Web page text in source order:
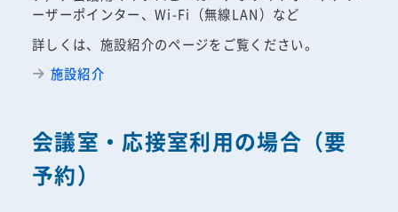
ーザーポインター、Wi-Fi（無線LAN）など
詳しくは、施設紹介のページをご覧ください。
施設紹介
会議室・応接室利用の場合（要
予約）